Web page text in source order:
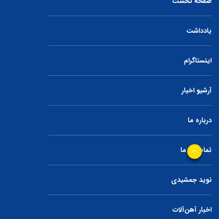
یادداشت
اینستاگرام
آرشیو اخبار
درباره ما
تماس با ما
نوید جمشیدی
اخبار آهن‌آلات